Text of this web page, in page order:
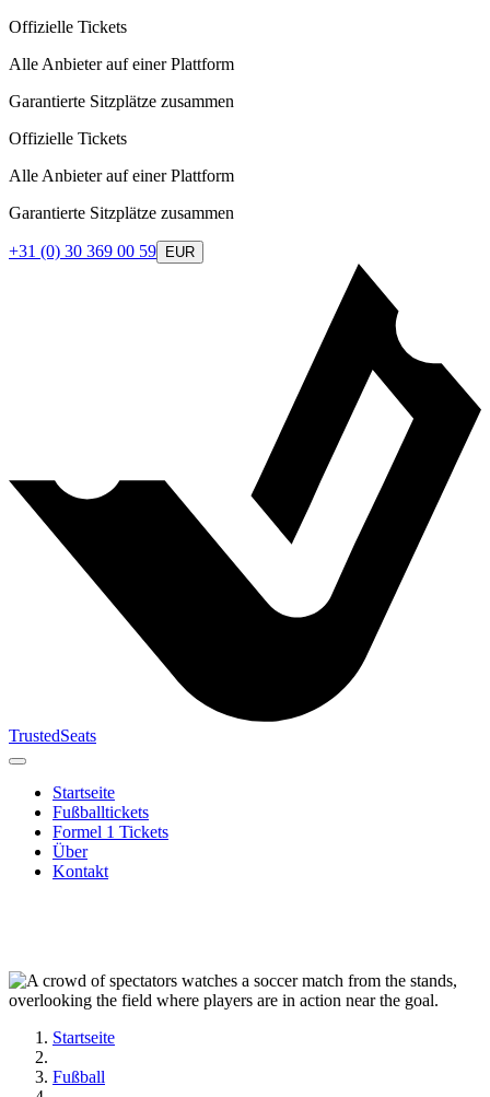
Offizielle Tickets
Alle Anbieter auf einer Plattform
Garantierte Sitzplätze zusammen
Offizielle Tickets
Alle Anbieter auf einer Plattform
Garantierte Sitzplätze zusammen
+31 (0) 30 369 00 59 EUR
TrustedSeats
Startseite
Fußballtickets
Formel 1 Tickets
Über
Kontakt
Startseite
Fußball